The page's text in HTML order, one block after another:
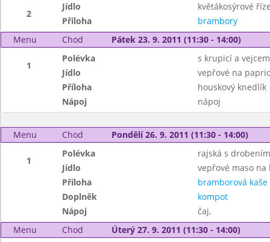
2
Jídlo
květákosýrové
Příloha
brambory
Menu
Chod Pátek 23. 9. 2011 (11:30 - 14:00)
1
Polévka
s krupicí a vejcem
Jídlo
vepřové na
Příloha
houskový knedlík
Nápoj
nápoj
Menu Chod Pondělí 26. 9. 2011 (11:30 - 14:00)
1
Polévka
rajská s drobením
Jídlo
vepřové maso na
Příloha
bramborová kaše
Doplněk
kompot
Nápoj
čaj,
Menu
Chod Úterý 27. 9. 2011 (11:30 - 14:00)